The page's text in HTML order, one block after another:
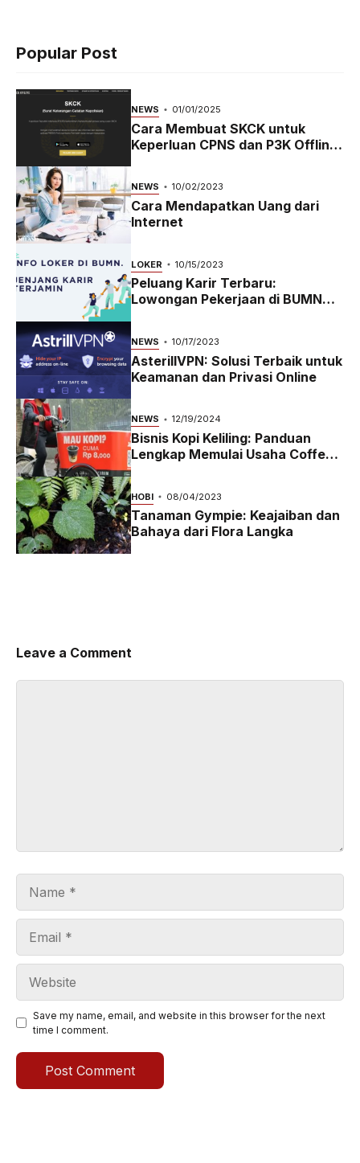
Popular Post
NEWS 01/01/2025
Cara Membuat SKCK untuk
Keperluan CPNS dan P3K Offline
NEWS 10/02/2023
Cara Mendapatkan Uang dari
Internet
LOKER 10/15/2023
Peluang Karir Terbaru:
Lowongan Pekerjaan di BUMN
NEWS 10/17/2023
AsterillVPN: Solusi Terbaik untuk
Keamanan dan Privasi Online
NEWS 12/19/2024
Bisnis Kopi Keliling: Panduan
Lengkap Memulai Usaha Coffee
Bike yang Menguntungkan di
2024
HOBI 08/04/2023
Tanaman Gympie: Keajaiban dan
Bahaya dari Flora Langka
Leave a Comment
Save my name, email, and website in this browser for the next
time I comment.